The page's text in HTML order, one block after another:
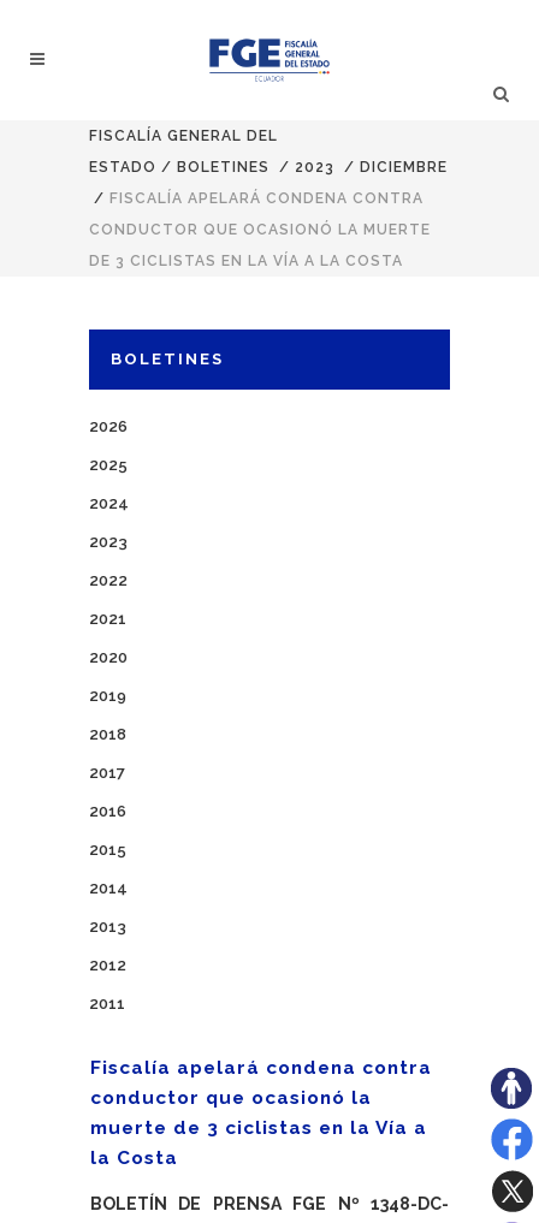
FISCALÍA GENERAL DEL
ESTADO / BOLETINES / 2023 / DICIEMBRE
/ FISCALÍA APELARÁ CONDENA CONTRA
CONDUCTOR QUE OCASIONÓ LA MUERTE
DE 3 CICLISTAS EN LA VÍA A LA COSTA
BOLETINES
2026
2025
2024
2023
2022
2021
2020
2019
2018
2017
2016
2015
2014
2013
2012
2011
Fiscalía apelará condena contra
conductor que ocasionó la
muerte de 3 ciclistas en la Vía a
la Costa
BOLETÍN DE PRENSA FGE Nº 1348-DC-